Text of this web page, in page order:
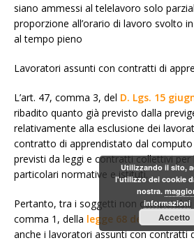
siano ammessi al telelavoro solo
proporzione all’orario di lavoro svolto
al tempo pieno
Lavoratori assunti con contratti di
L’art. 47, comma 3, del D. Lgs. 15
ribadito quanto già previsto dalla
relativamente alla esclusione dei
contratto di apprendistato dal
previsti da leggi e contratti collettivi per
particolari normative e istituti.
Pertanto, tra i soggetti non computabili
comma 1, della legge 68 del 1999<,
anche i lavoratori assunti con contratti
Utilizzando il sito,
l'utilizzo dei cookie
nostra.
informazioni
Accetto